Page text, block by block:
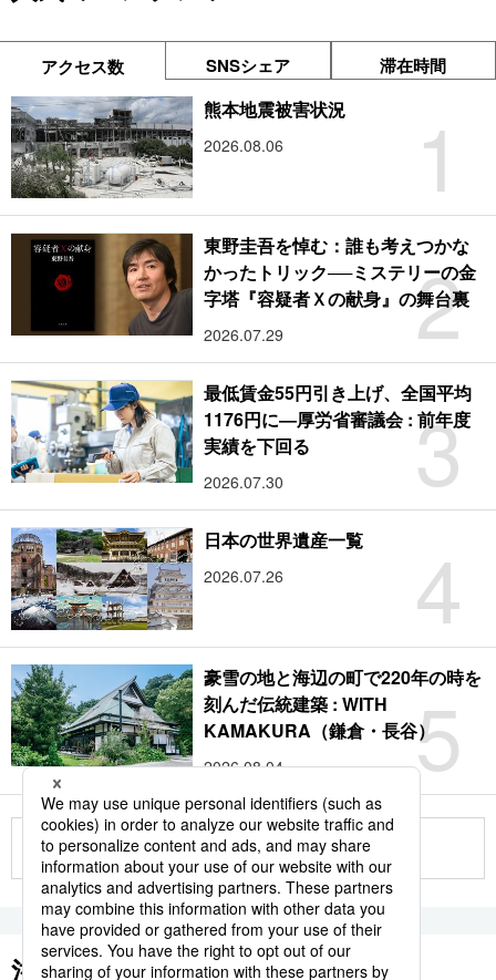
アクセス数 SNSシェア 滞在時間
1
熊本地震被害状況
2026.08.06
2
東野圭吾を悼む：誰も考えつかな
かったトリック──ミステリーの金
字塔『容疑者Ｘの献身』の舞台裏
2026.07.29
3
最低賃金55円引き上げ、全国平均
1176円に―厚労省審議会 : 前年度
実績を下回る
2026.07.30
4
日本の世界遺産一覧
2026.07.26
5
豪雪の地と海辺の町で220年の時を
刻んだ伝統建築 : WITH
KAMAKURA（鎌倉・長谷）
2026.08.04
もっと見る
注目のキーワード